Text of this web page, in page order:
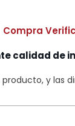
Compra
calidad de
y las